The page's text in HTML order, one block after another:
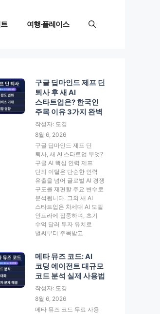
여행·플레이스
구글 딥마인드 제프 딘
퇴사 후 새 AI
스타트업은? 한국인
주목 이유 3가지 완벽
작성자: 도경
8월 6, 2026
구글 딥마인드 제프 딘
퇴사, 새 AI 스타트업 무엇?
구글 AI 핵심 인력 제프
딘의 이탈은 단순한 인력
유출을 넘어 글로벌 AI 경쟁
구도를 재편할 주요 변수로
분석됩니다. 그의 새 AI
스타트업은 차세대 AI 모델
인프라에 집중하며, 초기
수억 달러 투자 유치로
벌써부터 주목받고
메타 뮤즈 코드: AI
코딩 에이전트 대규모
코드 분석 실제 사용법
작성자: 도경
8월 6, 2026
메타 뮤즈 코드 무료 사용